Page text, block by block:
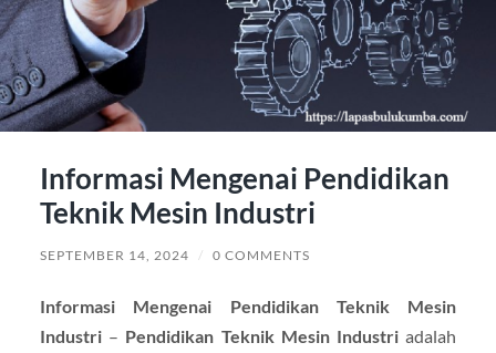
Informasi Mengenai Pendidikan
Teknik Mesin Industri
SEPTEMBER 14, 2024 / 0 COMMENTS
Informasi Mengenai Pendidikan Teknik Mesin
Industri– Pendidikan Teknik Mesin Industriadalah